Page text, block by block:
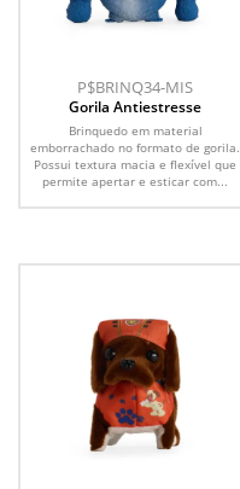
P$BRINQ34-MIS
Gorila Antiestresse
Brinquedo em material
emborrachado no formato de gorila.
Possui textura macia e flexível que
permite apertar e esticar com...